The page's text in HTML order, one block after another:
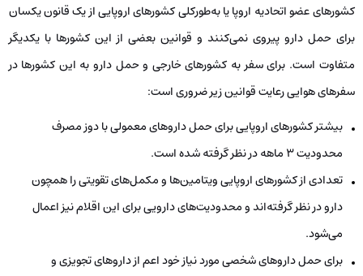
کشورهای عضو اتحادیه اروپا یا به‌طورکلی کشورهای اروپایی از یک قانون یکسان
برای حمل دارو پیروی نمی‌کنند و قوانین بعضی از این کشورها با یکدیگر
متفاوت است. برای سفر به کشورهای خارجی و حمل دارو به این کشورها در
سفرهای هوایی رعایت قوانین زیر ضروری است:
بیشتر کشورهای اروپایی برای حمل داروهای معمولی با دوز مصرف
محدودیت 3 ماهه در نظر گرفته شده است.
تعدادی از کشورهای اروپایی ویتامین‌ها و مکمل‌های تقویتی را همچون
دارو در نظر گرفته‌اند و محدودیت‌های دارویی برای این اقلام نیز اعمال
می‌شود.
برای حمل داروهای شخصی مورد نیاز خود اعم از داروهای تجویزی و